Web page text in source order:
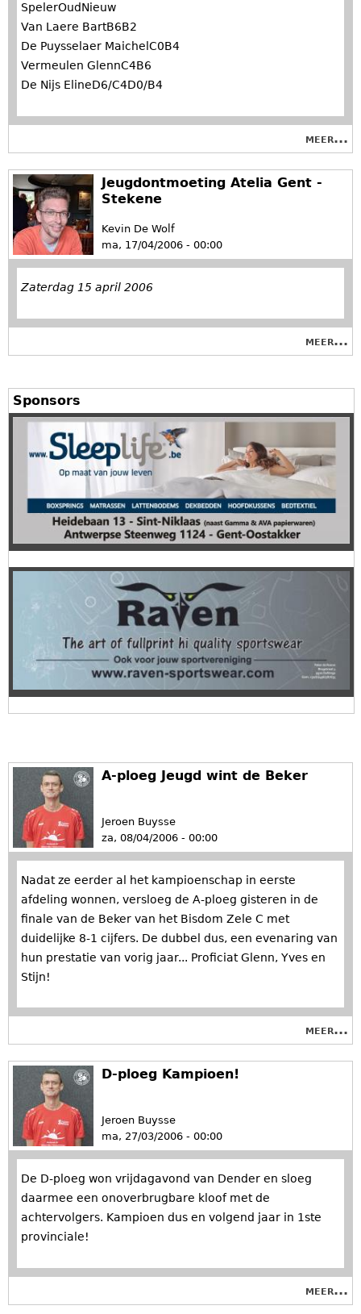
SpelerOudNieuw
Van Laere BartB6B2
De Puysselaer MaichelC0B4
Vermeulen GlennC4B6
De Nijs ElineD6/C4D0/B4
meer...
Jeugdontmoeting Atelia Gent -
Stekene
Kevin De Wolf
ma, 17/04/2006 - 00:00
Zaterdag 15 april 2006
meer...
g
i
Sponsors
A-ploeg Jeugd wint de Beker
Jeroen Buysse
za, 08/04/2006 - 00:00
Nadat ze eerder al het kampioenschap in eerste
afdeling wonnen, versloeg de A-ploeg gisteren in de
finale van de Beker van het Bisdom Zele C met
duidelijke 8-1 cijfers. De dubbel dus, een evenaring van
hun prestatie van vorig jaar... Proficiat Glenn, Yves en
Stijn!
meer...
D-ploeg Kampioen!
Jeroen Buysse
ma, 27/03/2006 - 00:00
De D-ploeg won vrijdagavond van Dender en sloeg
daarmee een onoverbrugbare kloof met de
achtervolgers. Kampioen dus en volgend jaar in 1ste
provinciale!
meer...